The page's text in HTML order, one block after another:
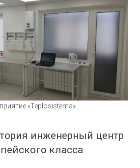
«Teplosistema»
инженерный центр
класса